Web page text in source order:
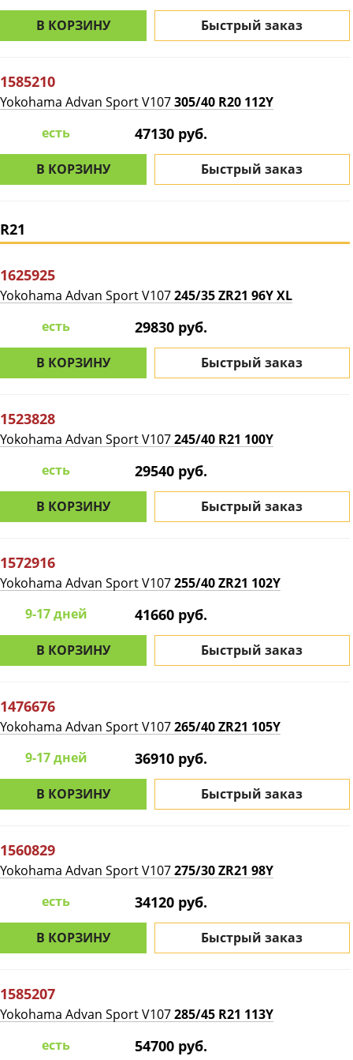
В КОРЗИНУ Быстрый заказ
1585210
Yokohama Advan Sport V107305/40 R20 112Y
есть
47130 руб.
В КОРЗИНУ Быстрый заказ
R21
1625925
Yokohama Advan Sport V107245/35 ZR21 96Y XL
есть
29830 руб.
В КОРЗИНУ Быстрый заказ
1523828
Yokohama Advan Sport V107245/40 R21 100Y
есть
29540 руб.
В КОРЗИНУ Быстрый заказ
1572916
Yokohama Advan Sport V107255/40 ZR21 102Y
9-17 дней
41660 руб.
В КОРЗИНУ Быстрый заказ
1476676
Yokohama Advan Sport V107265/40 ZR21 105Y
9-17 дней
36910 руб.
В КОРЗИНУ Быстрый заказ
1560829
Yokohama Advan Sport V107275/30 ZR21 98Y
есть
34120 руб.
В КОРЗИНУ Быстрый заказ
1585207
Yokohama Advan Sport V107285/45 R21 113Y
есть
54700 руб.